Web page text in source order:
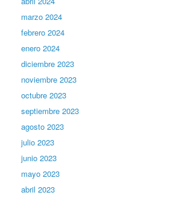
marzo 2024
febrero 2024
enero 2024
diciembre 2023
noviembre 2023
octubre 2023
septiembre 2023
agosto 2023
julio 2023
junio 2023
mayo 2023
abril 2023